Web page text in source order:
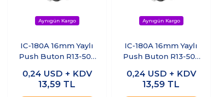
IC-180A 16mm Yaylı
Push Buton R13-507
0,24 USD + KDV
13,59 TL
IC-180A 16mm Yaylı
Push Buton R13-507
0,24 USD + KDV
13,59 TL